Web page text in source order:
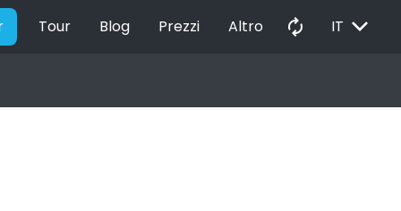
Tour Blog Prezzi Altro autorenew IT EXPAND_MORE